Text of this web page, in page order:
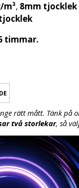
m³, 8mm tjocklek
timmar.
rätt mått. Tänk på
två storlekar, så